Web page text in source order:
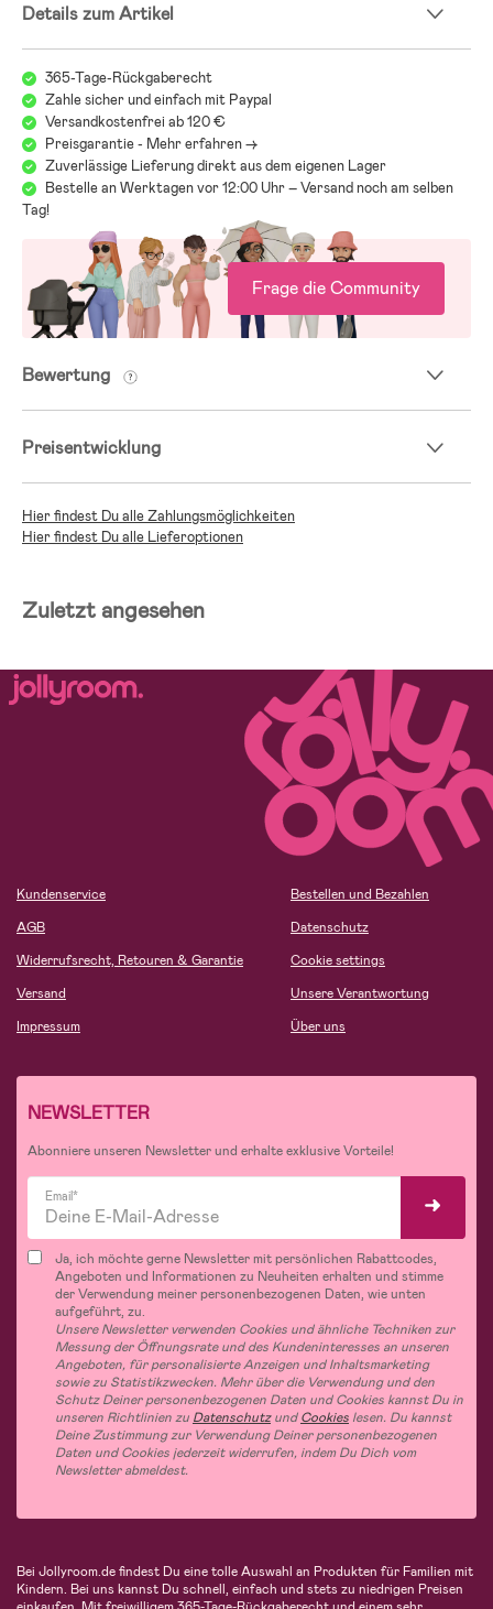
Details zum Artikel
365-Tage-Rückgaberecht
Zahle sicher und einfach mit Paypal
Versandkostenfrei ab 120 €
Preisgarantie - Mehr erfahren ->
Zuverlässige Lieferung direkt aus dem eigenen Lager
Bestelle an Werktagen vor 12:00 Uhr – Versand noch am selben
Tag!
Frage die Community
Bewertung
Preisentwicklung
Hier findest Du alle Zahlungsmöglichkeiten
Hier findest Du alle Lieferoptionen
Zuletzt angesehen
Kundenservice
AGB
Widerrufsrecht, Retouren & Garantie
Versand
Impressum
Bestellen und Bezahlen
Datenschutz
Cookie settings
Unsere Verantwortung
Über uns
NEWSLETTER
Abonniere unseren Newsletter und erhalte exklusive Vorteile!
Email*
Ja, ich möchte gerne Newsletter mit persönlichen Rabattcodes,
Angeboten und Informationen zu Neuheiten erhalten und stimme
der Verwendung meiner personenbezogenen Daten, wie unten
aufgeführt, zu.
Unsere Newsletter verwenden Cookies und ähnliche Techniken zur
Messung der Öffnungsrate und des Kundeninteresses an unseren
Angeboten, für personalisierte Anzeigen und Inhaltsmarketing
sowie zu Statistikzwecken. Mehr über die Verwendung und den
Schutz Deiner personenbezogenen Daten und Cookies kannst Du in
unseren Richtlinien zu DatenschutzundCookies lesen. Du kannst
Deine Zustimmung zur Verwendung Deiner personenbezogenen
Daten und Cookies jederzeit widerrufen, indem Du Dich vom
Newsletter abmeldest.
Bei Jollyroom.de findest Du eine tolle Auswahl an Produkten für Familien mit
Kindern. Bei uns kannst Du schnell, einfach und stets zu niedrigen Preisen